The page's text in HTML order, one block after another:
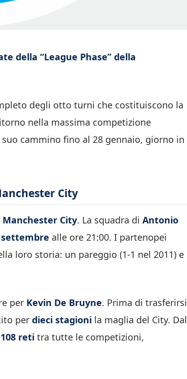
della “League Phase” della
degli otto turni che costituiscono la
nella massima competizione
cammino fino al 28 gennaio, giorno in
City
Manchester City. La squadra di Antonio
alle ore 21:00. I partenopei
loro storia: un pareggio (1-1 nel 2011) e
per Kevin De Bruyne. Prima di trasferirsi
per dieci stagioni la maglia del City. Dal
reti tra tutte le competizioni,